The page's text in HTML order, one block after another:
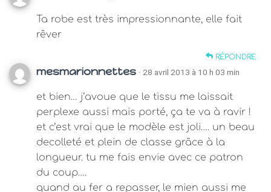
Ta robe est très impressionnante, elle fait
rêver
RÉPONDRE
mesmarionnettes · 28 avril 2013 à 10 h 03 min
et bien… j’avoue que le tissu me laissait
perplexe aussi mais porté, ça te va à ravir !
et c’est vrai que le modèle est joli…. un beau
decolleté et plein de classe grâce à la
longueur. tu me fais envie avec ce patron
du coup….
quand au fer a repasser, le mien aussi me